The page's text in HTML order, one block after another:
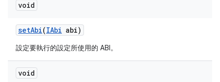
void
setAbi(IAbi abi)
設定要執行的設定所使用的 ABI。
void